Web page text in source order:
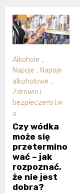
Alkohole ,
Napoje , Napoje
alkoholowe ,
Zdrowie i
bezpieczeństw
o
Czy wódka
może się
przetermino
wać – jak
rozpoznać,
że nie jest
dobra?